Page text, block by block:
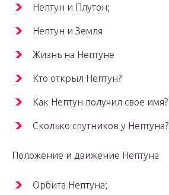
Нептун и Плутон;
Нептун и Земля
Жизнь на Нептуне
Кто открыл Нептун?
Как Нептун получил свое имя?
Сколько спутников у Нептуна?
Положение и движение Нептуна
Орбита Нептуна;